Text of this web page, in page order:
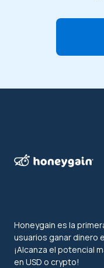
Honeygain es la
usuarios ganar dinero
¡Alcanza el potencial
en USD o crypto!